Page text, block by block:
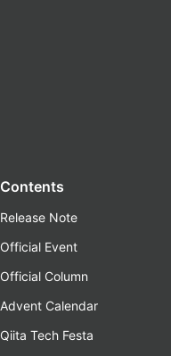
Contents
Release Note
Official Event
Official Column
Advent Calendar
Qiita Tech Festa